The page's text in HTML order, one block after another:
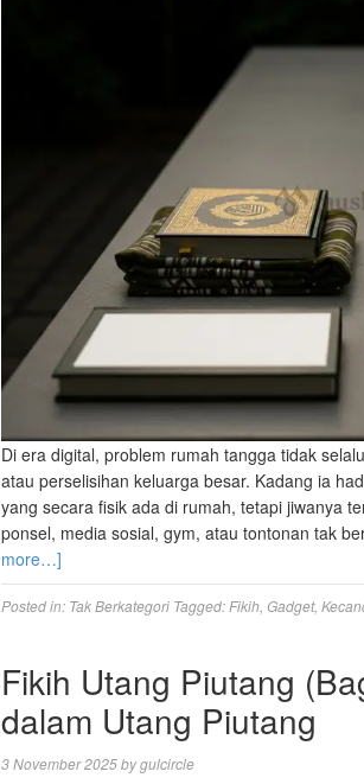
Di era digital, problem rumah tangga tidak
atau perselisihan keluarga besar. Kadang ia
yang secara fisik ada di rumah, tetapi jiwanya
ponsel, media sosial, gym, atau tontonan tak
more…]
Posted in: Tak Berkategori Tagged: Fikih Gadget,
Fikih Utang Piutang
dalam Utang Piutang
3 November 2025bygulcircle